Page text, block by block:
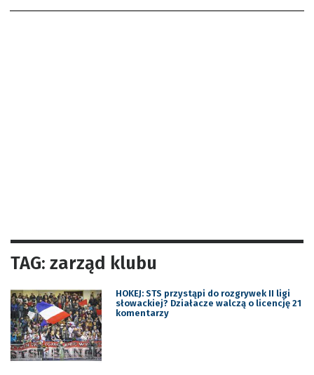
TAG: zarząd klubu
HOKEJ: STS przystąpi do rozgrywek II ligi
słowackiej? Działacze walczą o licencję 21
komentarzy